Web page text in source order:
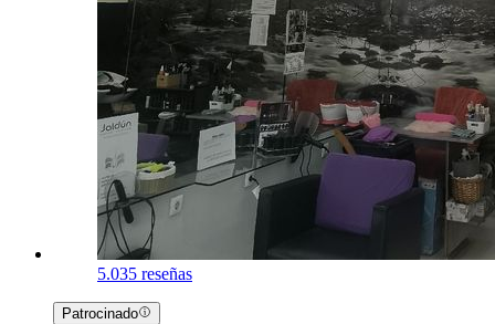
5.035 reseñas
Patrocinado